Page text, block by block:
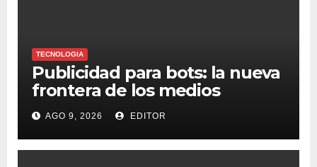
TECNOLOGIA
Publicidad para bots: la nueva
frontera de los medios
AGO 9, 2026 EDITOR